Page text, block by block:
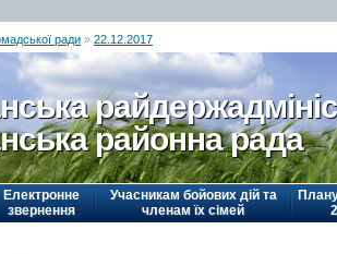
ради » 22.12.2017
районна рада
Електронне
звернення
Учасникам бойових дій та
членам їх сімей